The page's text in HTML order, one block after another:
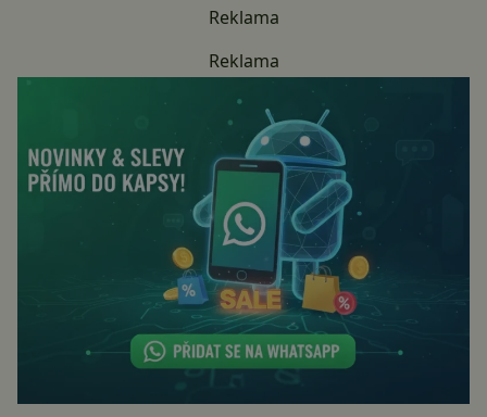
Reklama
Reklama